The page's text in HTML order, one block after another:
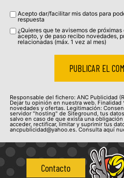
Acepto dar/facilitar mis datos para
respuesta
¿Quieres que te avisemos de
acepto, y de paso recibo novedades,
relacionadas (máx. 1 vez al mes)
Responsable del fichero: ANC Publicidad
Dejar tu opinión en nuestra web. Finalidad
novedades y ofertas. Legitimación:
servidor "hosting" de Siteground, tus
salvo en caso de que exista una
acceder, rectificar, limitar y suprimir tus
ancpublicidad@yahoo.es. Consulta aquí
Contacto